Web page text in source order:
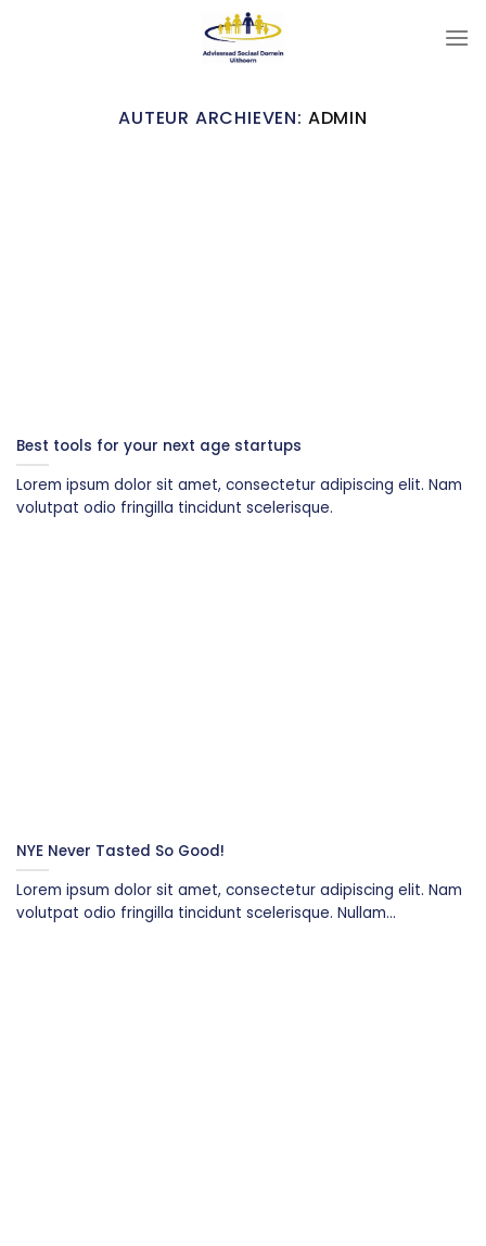
AUTEUR ARCHIEVEN: ADMIN
Best tools for your next age startups
Lorem ipsum dolor sit amet, consectetur adipiscing elit. Nam
volutpat odio fringilla tincidunt scelerisque.
NYE Never Tasted So Good!
Lorem ipsum dolor sit amet, consectetur adipiscing elit. Nam
volutpat odio fringilla tincidunt scelerisque. Nullam...